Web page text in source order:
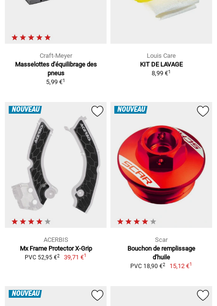
Craft-Meyer
Masselottes d'équilibrage des
pneus
5,99 €1
Louis Care
KIT DE LAVAGE
8,99 €1
NOUVEAU
ACERBIS
Mx Frame Protector X-Grip
PVC 52,95 €2 39,71 €1
NOUVEAU
Scar
Bouchon de remplissage
d'huile
PVC 18,90 €2 15,12 €1
NOUVEAU